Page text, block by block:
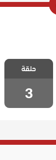
مسلسل الف
الحلقة 3
حلقة
3